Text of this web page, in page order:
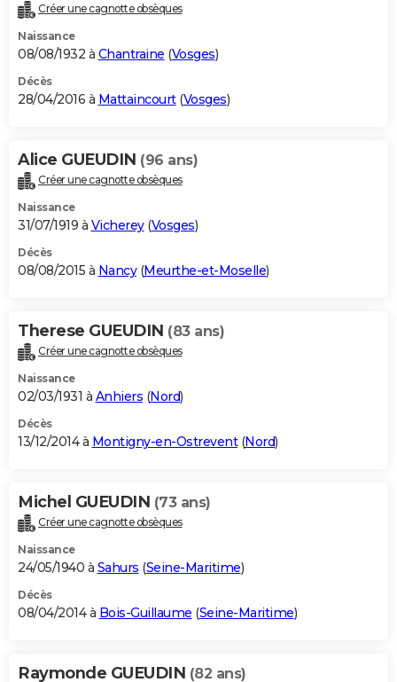
Créer une cagnotte obsèques
Naissance
08/08/1932 à Chantraine (Vosges)
Décès
28/04/2016 à Mattaincourt(Vosges)
Alice GUEUDIN (96 ans)
Créer une cagnotte obsèques
Naissance
31/07/1919 à Vicherey(Vosges)
Décès
08/08/2015 à Nancy(Meurthe-et-Moselle)
Therese GUEUDIN (83 ans)
Créer une cagnotte obsèques
Naissance
02/03/1931 à Anhiers (Nord)
Décès
13/12/2014 à Montigny-en-Ostrevent(Nord)
Michel GUEUDIN (73 ans)
Créer une cagnotte obsèques
Naissance
24/05/1940 à Sahurs (Seine-Maritime)
Décès
08/04/2014 à Bois-Guillaume (Seine-Maritime)
Raymonde GUEUDIN (82 ans)